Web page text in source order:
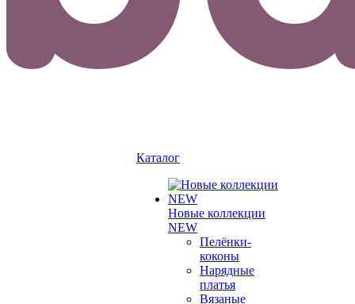
Каталог
Новые коллекции
NEW
Пелёнки-
коконы
Нарядные
платья
Вязаные